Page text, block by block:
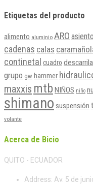
Etiquetas del producto
alimento aluminio ARO asiento
cadenas calas
continetal cuadro
grupo gw hammer
maxxis mtb NIÑOS niño
shimano suspensión
volante
Acerca de Bicio
QUITO - ECUADOR
Address: Av. 5 de